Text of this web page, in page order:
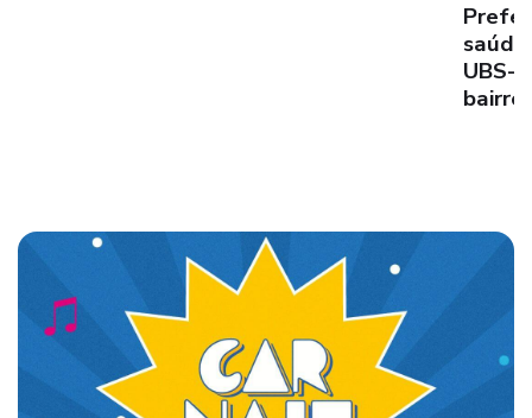
Prefeitura de Mucuri amplia investimentos na
saúde pública de Itabatã com construção da